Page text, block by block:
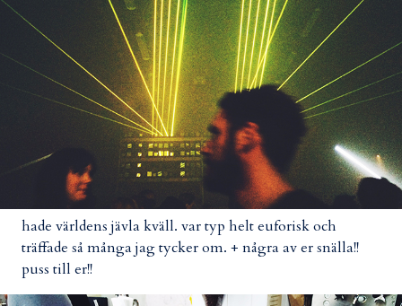
hade världens jävla kväll. var typ helt euforisk och
träffade så många jag tycker om. + några av er snälla!!
puss till er!!